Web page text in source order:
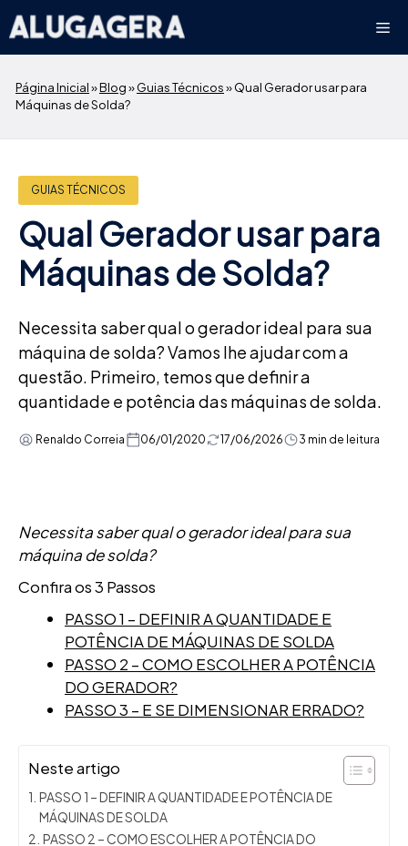
para
o
conteúdo
Página Inicial»Blog»Guias Técnicos»Qual Gerador usar para
Máquinas de Solda?
GUIAS TÉCNICOS
Qual Gerador usar para
Máquinas de Solda?
Necessita saber qual o gerador ideal para sua
máquina de solda? Vamos lhe ajudar com a
questão. Primeiro, temos que definir a
quantidade e potência das máquinas de solda.
Renaldo Correia 06/01/2020 17/06/2026 3 min de leitura
Necessita saber qual o gerador ideal para sua
máquina de solda?
Confira os 3 Passos
PASSO 1 – DEFINIR A QUANTIDADE E
POTÊNCIA DE MÁQUINAS DE SOLDA
PASSO 2 – COMO ESCOLHER A POTÊNCIA
DO GERADOR?
PASSO 3 – E SE DIMENSIONAR ERRADO?
Neste artigo
PASSO 1 – DEFINIR A QUANTIDADE E POTÊNCIA DE
MÁQUINAS DE SOLDA
PASSO 2 – COMO ESCOLHER A POTÊNCIA DO